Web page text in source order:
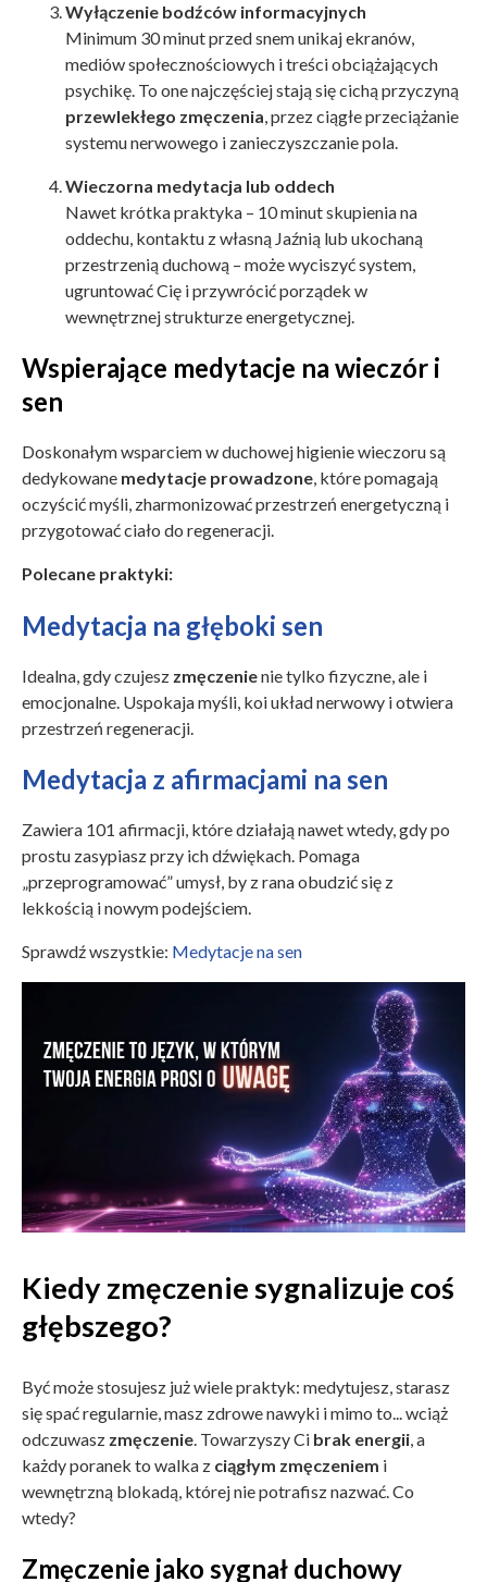
Wyłączenie bodźców informacyjnych
Minimum 30 minut przed snem unikaj ekranów,
mediów społecznościowych i treści obciążających
psychikę. To one najczęściej stają się cichą przyczyną
przewlekłego zmęczenia, przez ciągłe przeciążanie
systemu nerwowego i zanieczyszczanie pola.
Wieczorna medytacja lub oddech
Nawet krótka praktyka – 10 minut skupienia na
oddechu, kontaktu z własną Jaźnią lub ukochaną
przestrzenią duchową – może wyciszyć system,
ugruntować Cię i przywrócić porządek w
wewnętrznej strukturze energetycznej.
Wspierające medytacje na wieczór i
sen
Doskonałym wsparciem w duchowej higienie wieczoru są
dedykowane medytacje prowadzone, które pomagają
oczyścić myśli, zharmonizować przestrzeń energetyczną i
przygotować ciało do regeneracji.
Polecane praktyki:
Medytacja na głęboki sen
Idealna, gdy czujesz zmęczenienie tylko fizyczne, ale i
emocjonalne. Uspokaja myśli, koi układ nerwowy i otwiera
przestrzeń regeneracji.
Medytacja z afirmacjami na sen
Zawiera 101 afirmacji, które działają nawet wtedy, gdy po
prostu zasypiasz przy ich dźwiękach. Pomaga
„przeprogramować” umysł, by z rana obudzić się z
lekkością i nowym podejściem.
Sprawdź wszystkie: Medytacje na sen
Kiedy zmęczenie sygnalizuje coś
głębszego?
Być może stosujesz już wiele praktyk: medytujesz, starasz
się spać regularnie, masz zdrowe nawyki i mimo to... wciąż
odczuwasz zmęczenie. Towarzyszy Ci brak energii, a
każdy poranek to walka z ciągłym zmęczeniem i
wewnętrzną blokadą, której nie potrafisz nazwać. Co
wtedy?
Zmęczenie jako sygnał duchowy